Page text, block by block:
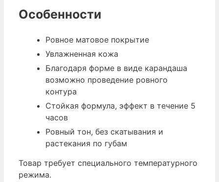
Особенности
Ровное матовое покрытие
Увлажненная кожа
Благодаря форме в виде карандаша
возможно проведение ровного
контура
Стойкая формула, эффект в течение 5
часов
Ровный тон, без скатывания и
растекания по губам
Товар требует специального температурного
режима.